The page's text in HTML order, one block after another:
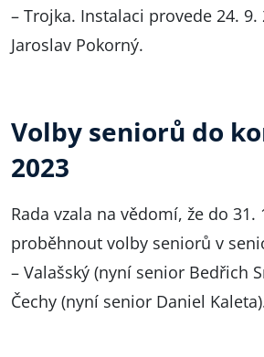
– Trojka. Instalaci provede 24. 9.
Jaroslav Pokorný.
Volby seniorů do
2023
Rada vzala na vědomí, že do 31.
proběhnout volby seniorů v
– Valašský (nyní senior Bedřich
Čechy (nyní senior Daniel